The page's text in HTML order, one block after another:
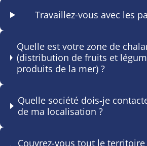
Travaillez-vous avec les
Quelle est votre zone de
(distribution de fruits et
produits de la mer) ?
Quelle société dois-je
de ma localisation ?
Couvrez-vous tout le